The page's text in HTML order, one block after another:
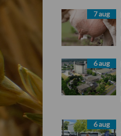
7 aug
6 aug
6 aug